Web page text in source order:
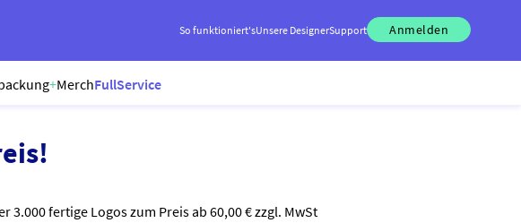
So funktioniert'sUnsere DesignerSupport Anmelden
+MerchFullService
3.000 fertige Logos zum Preis ab 60,00 € zzgl. MwSt